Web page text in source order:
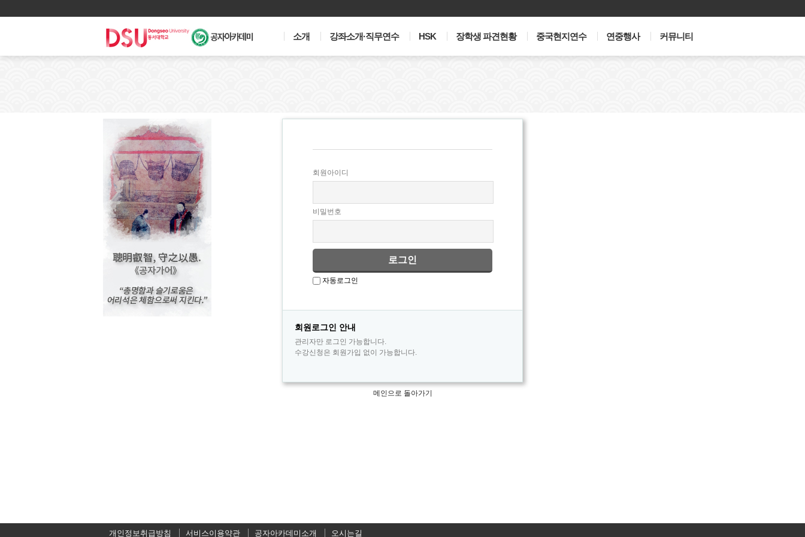
인
메
소개 강좌소개·직무연수 HSK 장학생 파견현황 중국현지연수 연중행사 커뮤니티
회원아이디
비밀번호
자동로그인
회원로그인 안내
관리자만 로그인 가능합니다.
수강신청은 회원가입 없이 가능합니다.
메인으로 돌아가기
개인정보취급방침 서비스이용약관 공자아카데미소개 오시는길